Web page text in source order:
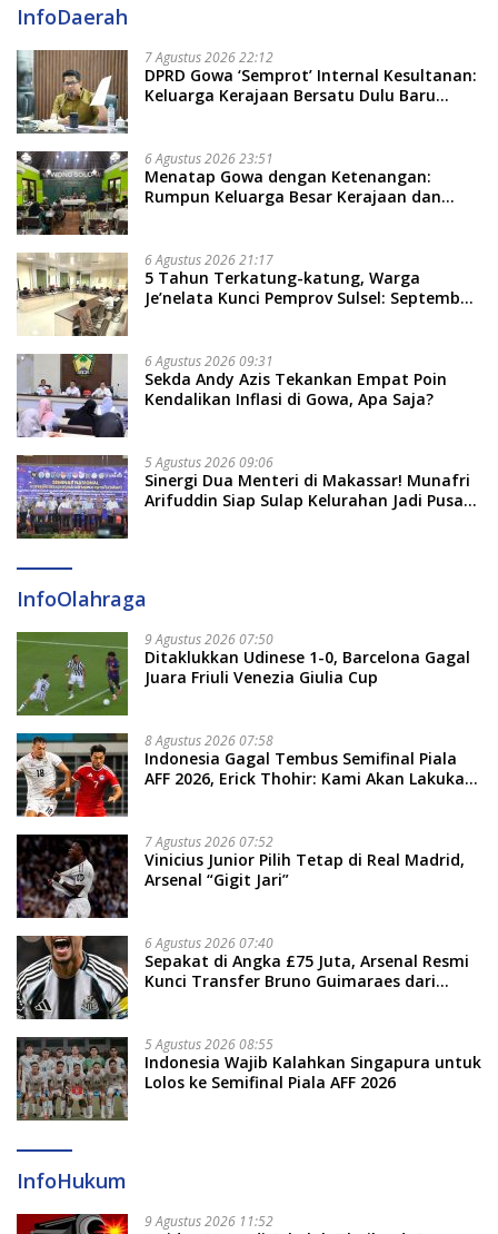
InfoDaerah
7 Agustus 2026 22:12
DPRD Gowa ‘Semprot’ Internal Kesultanan:
Keluarga Kerajaan Bersatu Dulu Baru
6 Agustus 2026 23:51
Menatap Gowa dengan Ketenangan:
Rumpun Keluarga Besar Kerajaan dan
Soal Adat dan Adab
6 Agustus 2026 21:17
5 Tahun Terkatung-katung, Warga
Je’nelata Kunci Pemprov Sulsel: September
6 Agustus 2026 09:31
Sekda Andy Azis Tekankan Empat Poin
Kendalikan Inflasi di Gowa, Apa Saja?
5 Agustus 2026 09:06
Sinergi Dua Menteri di Makassar! Munafri
Arifuddin Siap Sulap Kelurahan Jadi Pusat
InfoOlahraga
9 Agustus 2026 07:50
Ditaklukkan Udinese 1-0, Barcelona Gagal
Juara Friuli Venezia Giulia Cup
8 Agustus 2026 07:58
Indonesia Gagal Tembus Semifinal Piala
AFF 2026, Erick Thohir: Kami Akan Lakukan
7 Agustus 2026 07:52
Vinicius Junior Pilih Tetap di Real Madrid,
Arsenal “Gigit Jari”
6 Agustus 2026 07:40
Sepakat di Angka £75 Juta, Arsenal Resmi
Kunci Transfer Bruno Guimaraes dari
5 Agustus 2026 08:55
Indonesia Wajib Kalahkan Singapura untuk
Lolos ke Semifinal Piala AFF 2026
InfoHukum
9 Agustus 2026 11:52